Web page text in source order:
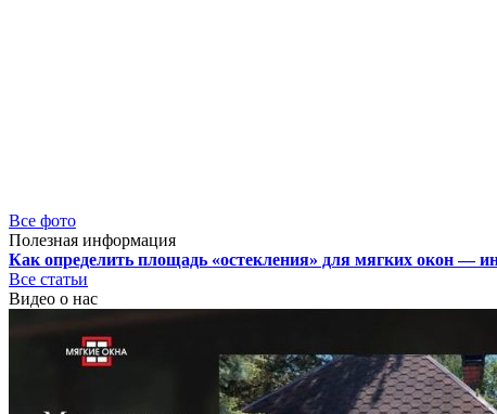
Все фото
Полезная информация
Как определить площадь «остекления» для мягких окон —
Все статьи
Видео о нас